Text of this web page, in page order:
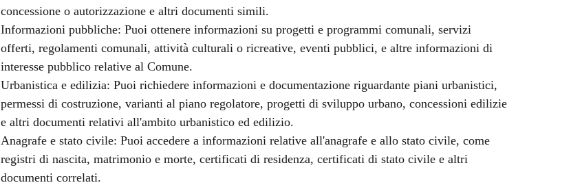
concessione o autorizzazione e altri documenti simili.
Informazioni pubbliche: Puoi ottenere informazioni su progetti e programmi comunali, servizi
offerti, regolamenti comunali, attività culturali o ricreative, eventi pubblici, e altre informazioni di
interesse pubblico relative al Comune.
Urbanistica e edilizia: Puoi richiedere informazioni e documentazione riguardante piani urbanistici,
permessi di costruzione, varianti al piano regolatore, progetti di sviluppo urbano, concessioni edilizie
e altri documenti relativi all'ambito urbanistico ed edilizio.
Anagrafe e stato civile: Puoi accedere a informazioni relative all'anagrafe e allo stato civile, come
registri di nascita, matrimonio e morte, certificati di residenza, certificati di stato civile e altri
documenti correlati.